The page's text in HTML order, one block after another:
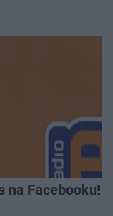
na Facebooku!